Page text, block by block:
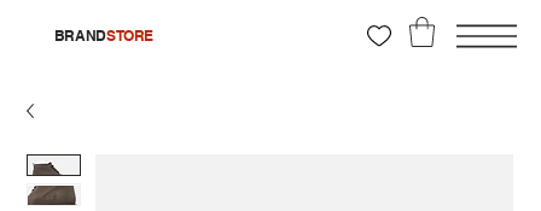
BRANDSTORE